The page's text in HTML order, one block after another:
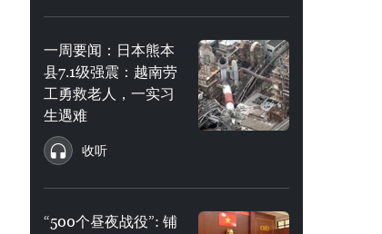
一周要闻：日本熊本
县7.1级强震：越南劳
工勇救老人，一实习
生遇难
收听
“500个昼夜战役”: 铺